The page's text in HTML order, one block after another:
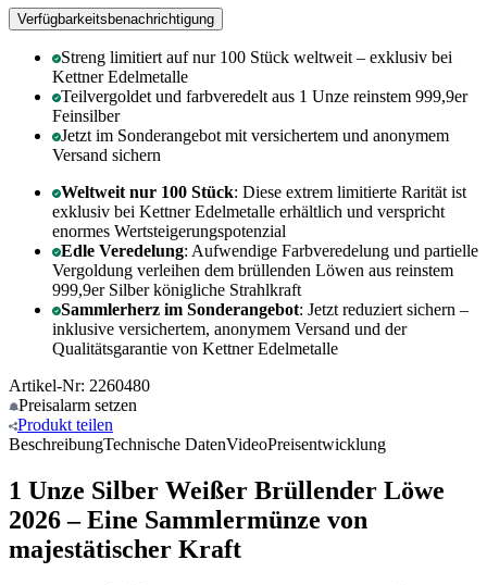
Verfügbarkeitsbenachrichtigung
Streng limitiert auf nur 100 Stück weltweit – exklusiv bei
Kettner Edelmetalle
Teilvergoldet und farbveredelt aus 1 Unze reinstem 999,9er
Feinsilber
Jetzt im Sonderangebot mit versichertem und anonymem
Versand sichern
Weltweit nur 100 Stück: Diese extrem limitierte Rarität ist
exklusiv bei Kettner Edelmetalle erhältlich und verspricht
enormes Wertsteigerungspotenzial
Edle Veredelung: Aufwendige Farbveredelung und partielle
Vergoldung verleihen dem brüllenden Löwen aus reinstem
999,9er Silber königliche Strahlkraft
Sammlerherz im Sonderangebot: Jetzt reduziert sichern –
inklusive versichertem, anonymem Versand und der
Qualitätsgarantie von Kettner Edelmetalle
Artikel-Nr: 2260480
Preisalarm setzen
Produkt teilen
BeschreibungTechnische DatenVideoPreisentwicklung
1 Unze Silber Weißer Brüllender Löwe
2026 – Eine Sammlermünze von
majestätischer Kraft